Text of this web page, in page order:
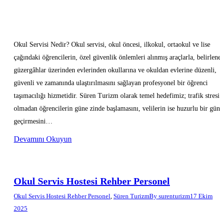
Okul Servisi Nedir? Okul servisi, okul öncesi, ilkokul, ortaokul ve lise
çağındaki öğrencilerin, özel güvenlik önlemleri alınmış araçlarla,
güzergâhlar üzerinden evlerinden okullarına ve okuldan evlerine düzenli,
güvenli ve zamanında ulaştırılmasını sağlayan profesyonel bir öğrenci
taşımacılığı hizmetidir. Süren Turizm olarak temel hedefimiz; trafik stresi
olmadan öğrencilerin güne zinde başlamasını, velilerin ise huzurlu bir gün
geçirmesini…
Devamını Okuyun
Okul Servis Hostesi Rehber Personel
Okul Servis Hostesi Rehber Personel, Süren TurizmBy surenturizm17 Ekim
2025